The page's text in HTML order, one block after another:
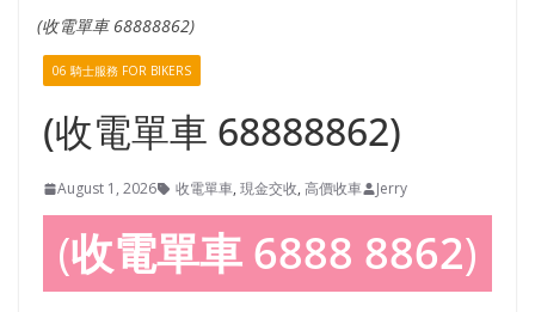
(收電單車 68888862)
06 騎士服務 FOR BIKERS
(收電單車 68888862)
August 1, 2026 收電單車, 現金交收, 高價收車 Jerry
(收電單車 6888 8862)